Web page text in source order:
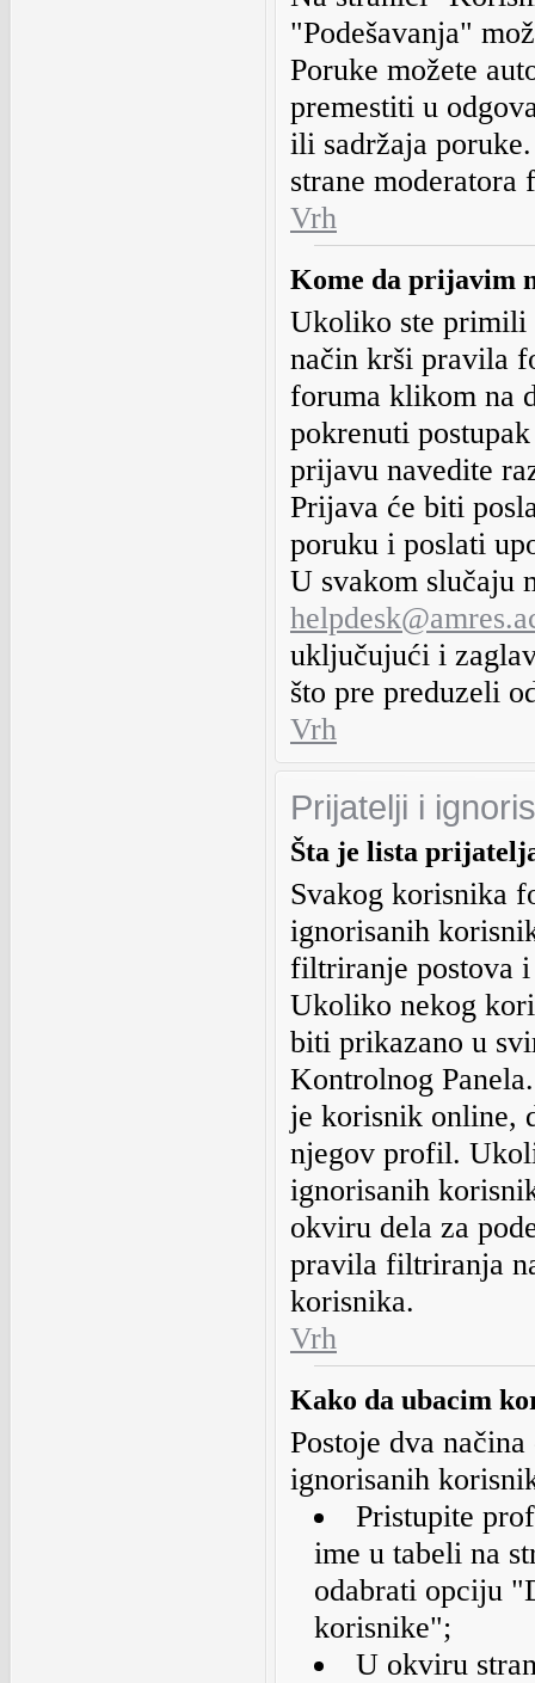
"Podešavanja"
Poruke možete
premestiti u
ili sadržaja
strane
Vrh
Kome da prijavim
Ukoliko ste primili
način krši pravila
foruma klikom na
pokrenuti
prijavu navedite
Prijava će biti
poruku i poslati
U svakom slučaju
uključujući i
što pre preduzeli
Vrh
Prijatelji i
Šta je lista
Svakog korisnika
ignorisanih
filtriranje postova
Ukoliko nekog
biti prikazano u
Kontrolnog
je korisnik online,
njegov profil.
ignorisanih
okviru dela za
pravila filtriranja
korisnika.
Vrh
Kako da ubacim
Postoje dva
ignorisanih
Pristupite
ime u tabeli na
odabrati opciju
korisnike";
U okviru